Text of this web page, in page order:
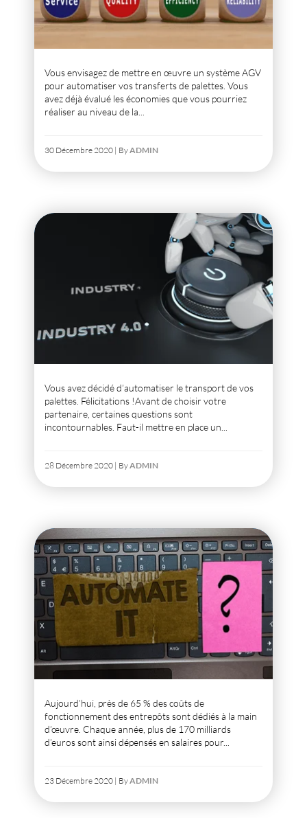
Vous envisagez de mettre en œuvre un système AGV
pour automatiser vos transferts de palettes. Vous
avez déjà évalué les économies que vous pourriez
réaliser au niveau de la...
30 Décembre 2020 | ByADMIN
Vous avez décidé d’automatiser le transport de vos
palettes. Félicitations !Avant de choisir votre
partenaire, certaines questions sont
incontournables. Faut-il mettre en place un...
28 Décembre 2020 | ByADMIN
Aujourd’hui, près de 65 % des coûts de
fonctionnement des entrepôts sont dédiés à la main
d’œuvre. Chaque année, plus de 170 milliards
d’euros sont ainsi dépensés en salaires pour...
23 Décembre 2020 | ByADMIN